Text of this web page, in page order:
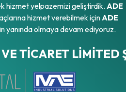
hizmet yelpazemizi geliştirdik. ADE
hizmet verebilmek içinADE
yanında olmaya devam ediyoruz.
TİCARET LİMİTED